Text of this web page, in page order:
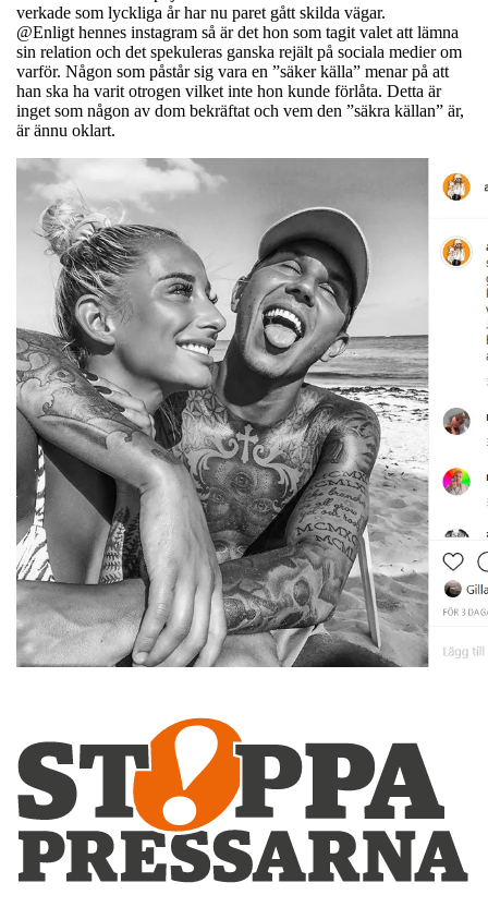
verkade som lyckliga år har nu paret gått skilda vägar.
@Enligt hennes instagram så är det hon som tagit valet att lämna
sin relation och det spekuleras ganska rejält på sociala medier om
varför. Någon som påstår sig vara en ”säker källa” menar på att
han ska ha varit otrogen vilket inte hon kunde förlåta. Detta är
inget som någon av dom bekräftat och vem den ”säkra källan” är,
är ännu oklart.